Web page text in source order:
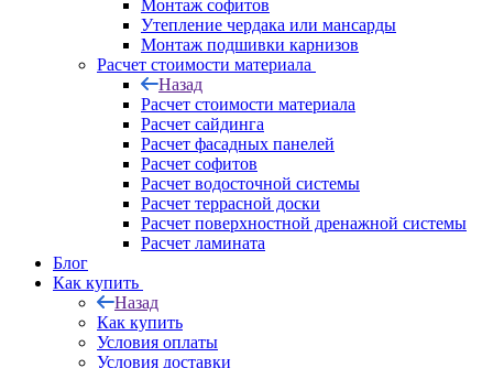
Монтаж софитов
Утепление чердака или мансарды
Монтаж подшивки карнизов
Расчет стоимости материала
Назад
Расчет стоимости материала
Расчет сайдинга
Расчет фасадных панелей
Расчет софитов
Расчет водосточной системы
Расчет террасной доски
Расчет поверхностной дренажной системы
Расчет ламината
Блог
Как купить
Назад
Как купить
Условия оплаты
Условия доставки